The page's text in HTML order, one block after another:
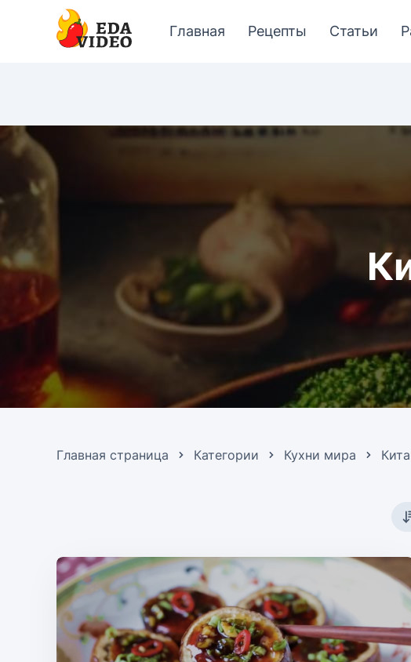
Главная Рецепты Статьи
Главная страница Категории Кухни мира